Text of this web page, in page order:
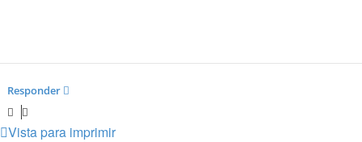
Responder
Vista para imprimir